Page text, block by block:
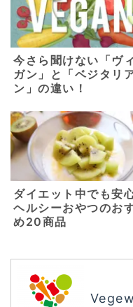
今さら聞けない「ヴ
ガン」と「ベジタリ
ン」の違い！
ダイエット中でも安
ヘルシーおやつのお
め20商品